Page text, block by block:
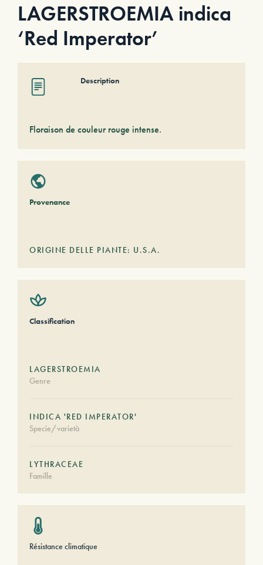
LAGERSTROEMIA indica
‘Red Imperator’
Description
Floraison de couleur rouge intense.
Provenance
ORIGINE DELLE PIANTE: U.S.A.
Classification
LAGERSTROEMIA
Genre
INDICA 'RED IMPERATOR'
Specie/varietà
LYTHRACEAE
Famille
Résistance climatique